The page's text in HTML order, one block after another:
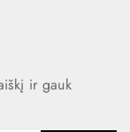
ir gauk